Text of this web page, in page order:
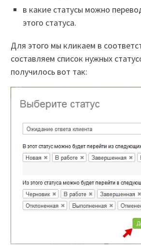
в какие статусы можно
этого статуса.
Для этого мы кликаем в
составляем список нужных
получилось вот так: